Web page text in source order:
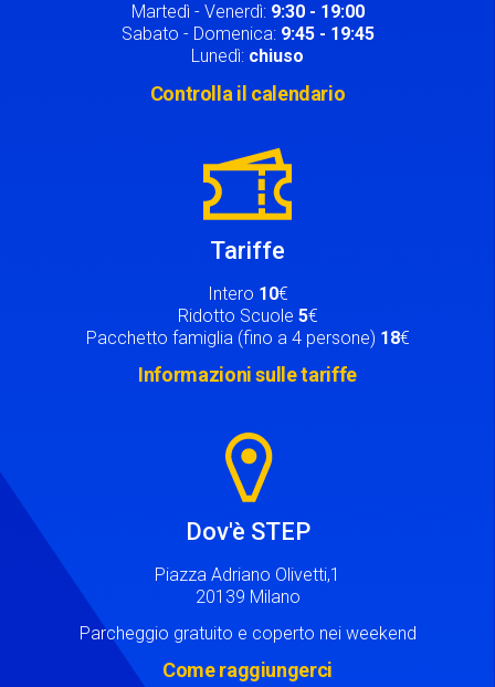
Martedì - Venerdì: 9:30 - 19:00
Sabato - Domenica: 9:45 - 19:45
Lunedì: chiuso
Controlla il calendario
Tariffe
Intero 10€
Ridotto Scuole 5€
Pacchetto famiglia (fino a 4 persone) 18€
Informazioni sulle tariffe
Dov'è STEP
Piazza Adriano Olivetti,1
20139 Milano
Parcheggio gratuito e coperto nei weekend
Come raggiungerci